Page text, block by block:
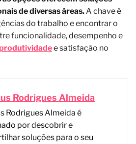
de diversas áreas.A chave é
do trabalho e encontrar o
funcionalidade, desempenho e
produtividadee satisfação no
Rodrigues Almeida
Rodrigues Almeida é
por descobrir e
soluções para o seu